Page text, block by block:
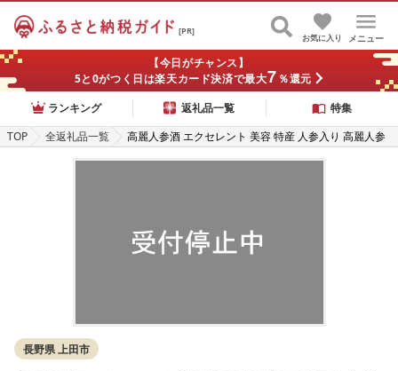
[PR]
メニュー
お気に入り
【今日がチャンス】
5と0がつく日は楽天カード決済で最大7 ％還元
ランキング
返礼品一覧
特集
TOP
全返礼品一覧
高麗人参酒 エクセレント 美容 特産 人参入り 高麗人参
長野県 上田市